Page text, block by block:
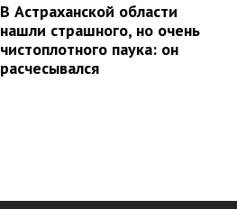
В Астраханской области
нашли страшного, но очень
чистоплотного паука: он
расчесывался